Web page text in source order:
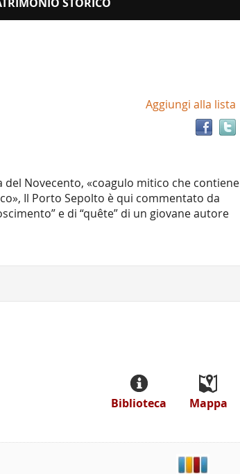
Aggiungi alla lista
Novecento, «coagulo mitico che contiene
Il Porto Sepolto è qui commentato da
e di “quête” di un giovane autore
Mappa
Biblioteca